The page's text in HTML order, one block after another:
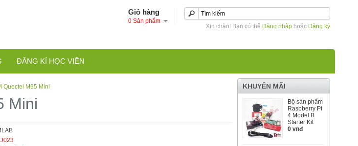
Giỏ hàng
0 Sản phẩm
Xin chào! Bạn có thể Đăng nhập hoặc Đăng ký
ĐĂNG KÍ HỌC VIÊN
KHUYẾN MÃI
Bộ sản phẩm
Raspberry Pi
4 Model B
Starter Kit
0 vnđ
Quectel M95 Mini
Mini